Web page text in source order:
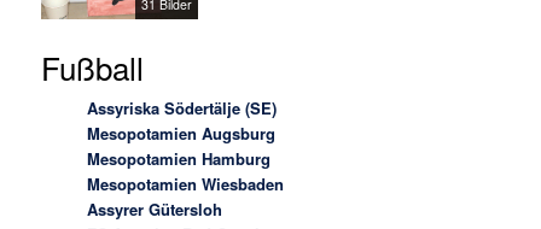
31 Bilder
Fußball
Assyriska Södertälje (SE)
Mesopotamien Augsburg
Mesopotamien Hamburg
Mesopotamien Wiesbaden
Assyrer Gütersloh